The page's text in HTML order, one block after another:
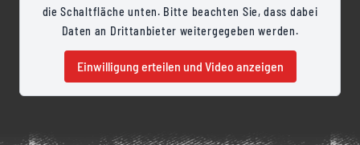
die Schaltfläche unten. Bitte beachten Sie, dass dabei
Daten an Drittanbieter weitergegeben werden.
Einwilligung erteilen und Video anzeigen